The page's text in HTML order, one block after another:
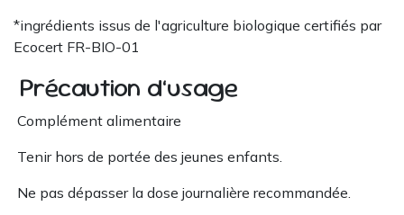
*ingrédients issus de l'agriculture biologique certifiés par
Ecocert FR-BIO-01
Précaution d’usage
Complément alimentaire
Tenir hors de portée des jeunes enfants.
Ne pas dépasser la dose journalière recommandée.